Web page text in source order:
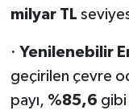
milyar TL
· Yenilenebilir
geçirilen çevre
payı, %85,6 gibi